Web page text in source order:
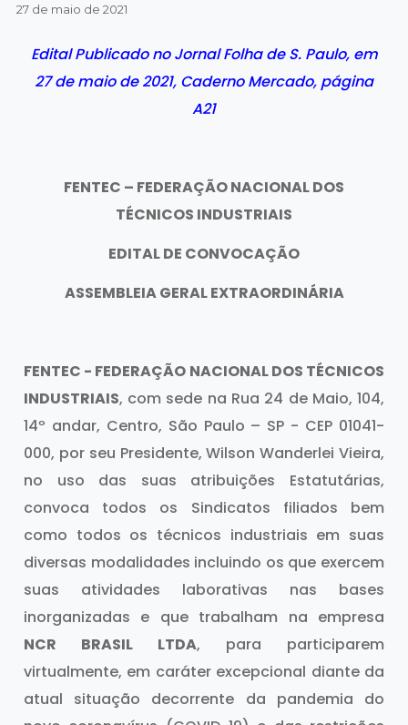
27 de maio de 2021
Edital Publicado no JornalFolha de S. Paulo, em
27 de maio de 2021, Caderno Mercado, página
A21
FENTEC – FEDERAÇÃO NACIONAL DOS
TÉCNICOS INDUSTRIAIS
EDITAL DE CONVOCAÇÃO
ASSEMBLEIA GERAL EXTRAORDINÁRIA
FENTEC - FEDERAÇÃO NACIONAL DOS TÉCNICOS
INDUSTRIAIS, com sede na Rua 24 de Maio, 104,
14º andar, Centro, São Paulo – SP - CEP 01041-
000, por seu Presidente, Wilson Wanderlei Vieira,
no uso das suas atribuições Estatutárias,
convoca todos os Sindicatos filiados bem
como todos os técnicos industriais em suas
diversas modalidades incluindo os que exercem
suas atividades laborativas nas bases
inorganizadas e que trabalham na empresa
NCR BRASIL LTDA, para participarem
virtualmente, em caráter excepcional diante da
atual situação decorrente da pandemia do